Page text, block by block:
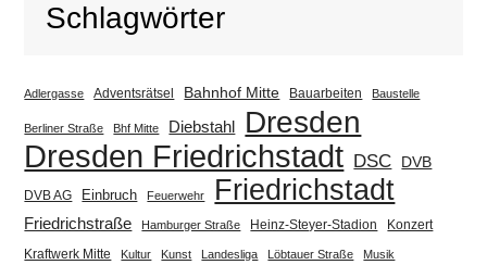
Schlagwörter
Adlergasse Adventsrätsel Bahnhof Mitte Bauarbeiten Baustelle
Berliner Straße Bhf Mitte Diebstahl Dresden
Dresden Friedrichstadt DSC DVB
DVB AG Einbruch Feuerwehr Friedrichstadt
Friedrichstraße Hamburger Straße Heinz-Steyer-Stadion
Konzert
Kraftwerk Mitte
Kultur Kunst Landesliga Löbtauer Straße Musik